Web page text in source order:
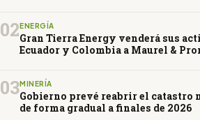
02 ENERGÍA
Gran Tierra Energy venderá sus
Ecuador y Colombia a Maurel &
03MINERÍA
Gobierno prevé reabrir el catastro
de forma gradual a finales de 2026